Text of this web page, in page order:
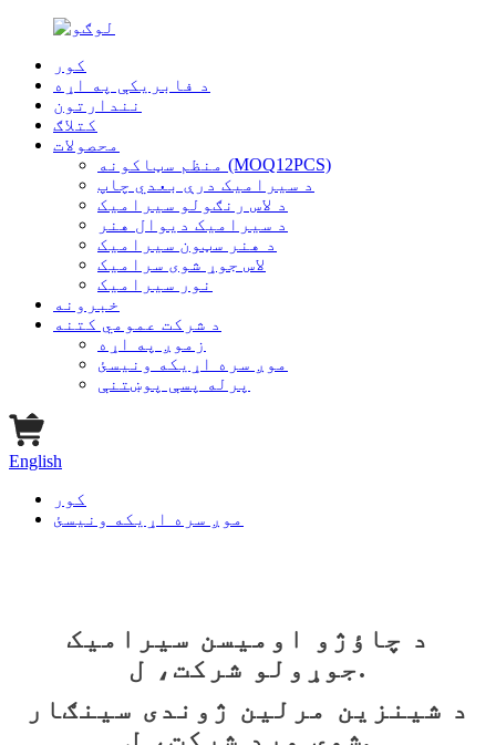
کور
د فابریکې په اړه
نندارتون
کتلاګ
محصولات
منظم سټاکونه (MOQ12PCS)
د سیرامیک درې بعدي چاپ
د لاس رنګولو سیرامیک
د سیرامیک دیوال هنر
د هنر سټون سیرامیک
لاس جوړ شوی سرامیک
نور سیرامیک
خبرونه
د شرکت عمومي کتنه
زموږ په اړه
موږ سره اړیکه ونیسئ
پرله پسې پوښتنې
English
کور
موږ سره اړیکه ونیسئ
د چاؤژو اومیسن سیرامیک
جوړولو شرکت، ل.
د شینزین مرلین ژوندی سینګار